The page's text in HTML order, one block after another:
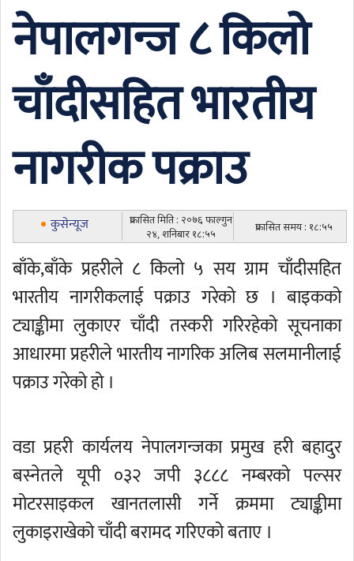
नेपालगन्ज ८ किलो
चाँदीसहित भारतीय
नागरीक पक्राउ
कुसेन्यूज
प्रकासित मिति : २०७६ फाल्गुन
२४, शनिबार १८:५५
प्रकासित समय : १८:५५
बाँके,बाँके प्रहरीले ८ किलो ५ सय ग्राम चाँदीसहित
भारतीय नागरीकलाई पक्राउ गरेको छ । बाइकको
ट्याङ्कीमा लुकाएर चाँदी तस्करी गरिरहेको सूचनाका
आधारमा प्रहरीले भारतीय नागरिक अलिब सलमानीलाई
पक्राउ गरेको हो ।
वडा प्रहरी कार्यलय नेपालगन्जका प्रमुख हरी बहादुर
बस्नेतले यूपी ०३२ जपी ३८८८ नम्बरको पल्सर
मोटरसाइकल खानतलासी गर्ने क्रममा ट्याङ्कीमा
लुकाइराखेको चाँदी बरामद गरिएको बताए ।